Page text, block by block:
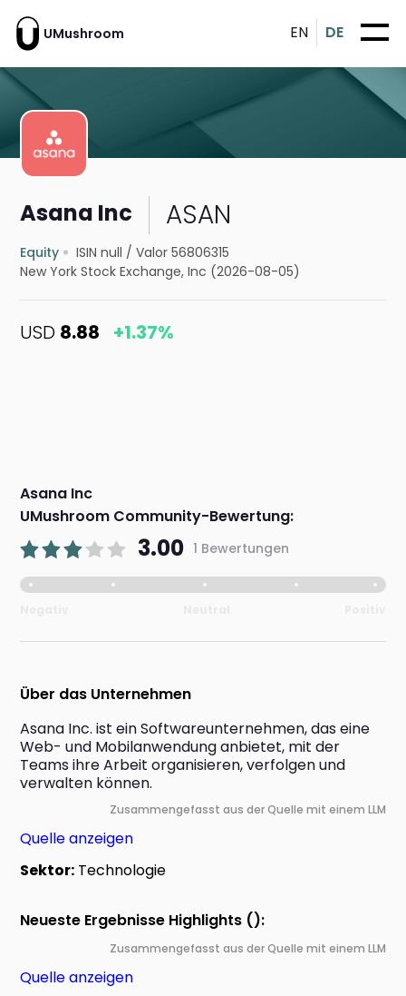
UMushroom EN DE
Asana Inc ASAN
Equity ISIN null /Valor 56806315
New York Stock Exchange, Inc (2026-08-05)
USD 8.88 +1.37%
Asana Inc
UMushroom Community-Bewertung:
3.00 1 Bewertungen
Über das Unternehmen
Asana Inc. ist ein Softwareunternehmen, das eine
Web- und Mobilanwendung anbietet, mit der
Teams ihre Arbeit organisieren, verfolgen und
verwalten können.
Zusammengefasst aus der Quelle mit einem LLM
Quelle anzeigen
Sektor: Technologie
Neueste Ergebnisse Highlights ():
Zusammengefasst aus der Quelle mit einem LLM
Quelle anzeigen